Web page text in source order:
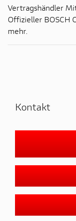
Vertragshändler
Offizieller BOSCH
mehr.
Kontakt